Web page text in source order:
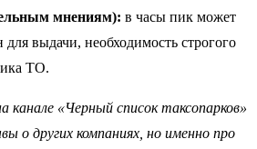
мнениям): в часы пик может
выдачи, необходимость строгого
ТО.
«Черный список таксопарков»
о других компаниях, но именно про